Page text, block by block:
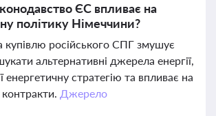
ЄС впливає на
політику Німеччини?
купівлю російського СПГ змушує
альтернативні джерела енергії,
енергетичну стратегію та впливає на
Джерело